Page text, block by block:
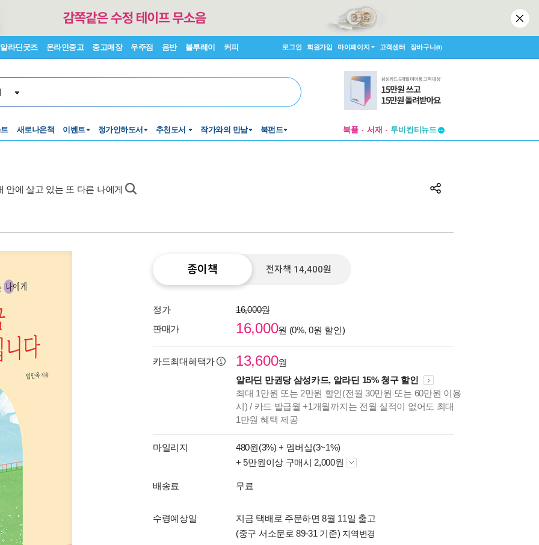
알라딘굿즈 온라인중고 중고매장 우주점 음반 블루레이 커피 로그인 회원가입 마이페이지 고객센터 장바구니(0)
새로나온책 이벤트 정가인하도서 추천도서 작가와의 만남 북펀드 북플 서재
창작플랫폼
안에 살고 있는 또 다른 나에게
종이책 전자책 14,400원
정가
16,000원
판매가
16,000원 (0%, 0원 할인)
카드최대혜택가 13,600원
알라딘 만권당 삼성카드, 알라딘 15% 청구 할인
최대 1만원 또는 2만원 할인(전월 30만원 또는 60만원 이용
시) / 카드 발급월 +1개월까지는 전월 실적이 없어도 최대
1만원 혜택 제공
마일리지 480원(3%) + 멤버십(3~1%)
+ 5만원이상 구매시 2,000원
배송료 무료
수령예상일
지금 택배로 주문하면 8월 11일 출고
(중구 서소문로 89-31 기준) 지역변경